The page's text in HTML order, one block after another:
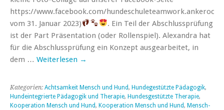
https://www.facebook.com/
vom 31. Januar 2023)
. Ein Teil der Abschlussprüfung
ist der Part Präsentation (oder Rollenspiel). Alexandra hat
für die Abschlussprüfung ein Konzept ausgearbeitet, in
dem … Weiterlesen →
Kategorien: Achtsamkeit Mensch und Hund, Hundegestützte Pädagogik,
Hundeintegrierte Pädagogik und Therapie, Hundesgestützte Therapie,
Kooperation Mensch und Hund, Kooperation Mensch und Hund, Mensch-